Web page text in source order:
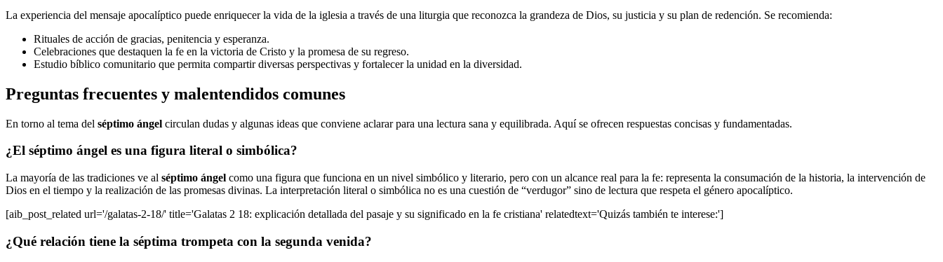
La experiencia del mensaje apocalíptico puede enriquecer la vida de la iglesia a través de una liturgia que reconozca la grandeza de Dios, su justicia y su plan de redención. Se recomienda:
Rituales de acción de gracias, penitencia y esperanza.
Celebraciones que destaquen la fe en la victoria de Cristo y la promesa de su regreso.
Estudio bíblico comunitario que permita compartir diversas perspectivas y fortalecer la unidad en la diversidad.
Preguntas frecuentes y malentendidos comunes
En torno al tema del séptimo ángel circulan dudas y algunas ideas que conviene aclarar para una lectura sana y equilibrada. Aquí se ofrecen respuestas concisas y fundamentadas.
¿El séptimo ángel es una figura literal o simbólica?
La mayoría de las tradiciones ve al séptimo ángel como una figura que funciona en un nivel simbólico y literario, pero con un alcance real para la fe: representa la consumación de la historia, la intervención de
Dios en el tiempo y la realización de las promesas divinas. La interpretación literal o simbólica no es una cuestión de “verdugor” sino de lectura que respeta el género apocalíptico.
[aib_post_related url='/galatas-2-18/' title='Galatas 2 18: explicación detallada del pasaje y su significado en la fe cristiana' relatedtext='Quizás también te interese:']
¿Qué relación tiene la séptima trompeta con la segunda venida?